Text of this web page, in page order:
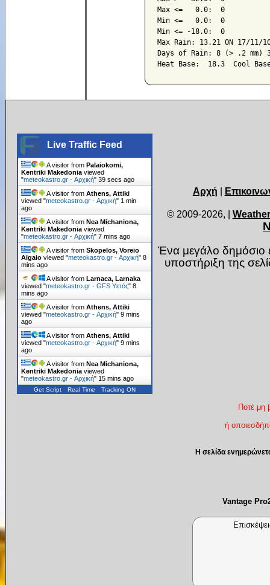
Max <=   0.0:  0
Min <=   0.0:  0
Min <= -18.0:  0
Max Rain: 13.21 ON 17/11/
Days of Rain: 8 (> .2 mm)
Live Traffic Feed
A visitor fromPalaiokomi,
Kentriki Makedonia viewed
"meteokastro.gr - Αρχική"41 secs ago
A visitor fromAthens, Attiki
viewed "meteokastro.gr - Αρχική" 1 min
ago
A visitor fromNea Michaniona,
Kentriki Makedonia viewed
"meteokastro.gr - Αρχική"7 mins ago
A visitor fromSkopelos, Voreio
Aigaio viewed "meteokastro.gr - Αρχική"8
mins ago
A visitor fromLarnaca, Larnaka
viewed "meteokastro.gr - GFS Υετός"8
mins ago
A visitor fromAthens, Attiki
viewed "meteokastro.gr - Αρχική"9 mins
ago
A visitor fromAthens, Attiki
viewed "meteokastro.gr - Αρχική"9 mins
ago
A visitor fromNea Michaniona,
Kentriki Makedonia viewed
"meteokastro.gr - Αρχική" 15 mins ago
Get Script Real Time Tracking ON
Αρχή |
© 2009-2026, |
Ένα μεγάλο δημόσιο
υποστήριξη της
Ποτέ μη
ή
Η σελίδα
Vantage